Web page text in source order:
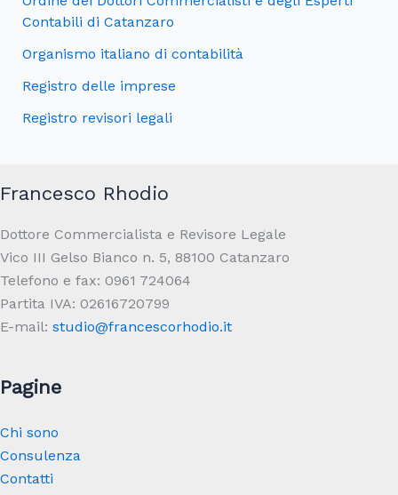
Contabili di Catanzaro
Organismo italiano di contabilità
Registro delle imprese
Registro revisori legali
Francesco Rhodio
Dot­tore Com­mer­cial­ista e Revi­sore Legale
Vico III Gelso Bianco n. 5, 88100 Catan­zaro
Tele­fono e fax: 0961 724064
Partita IVA: 02616720799
E-mail: studio@francescorhodio.it
Pagine
Chi sono
Consulenza
Contatti